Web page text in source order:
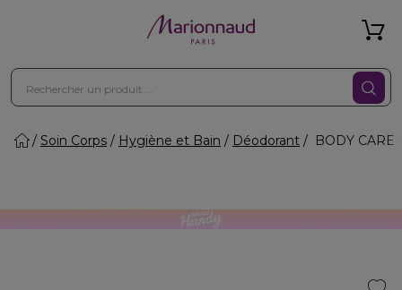
Soin Corps Hygiène et Bain Déodorant BODY